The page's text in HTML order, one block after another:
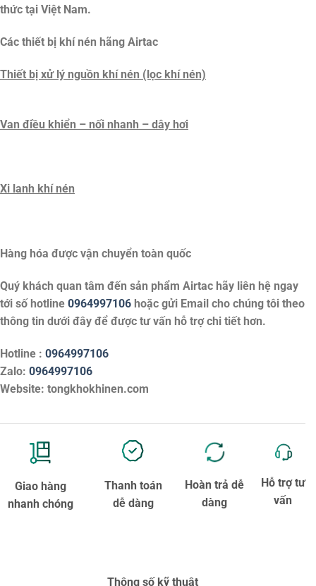
thức tại Việt Nam.
Các thiết bị khí nén hãng Airtac
Thiết bị xử lý nguồn khí nén (lọc khí nén)
Van điều khiển – nối nhanh – dây hơi
Xi lanh khí nén
Hàng hóa được vận chuyển toàn quốc
Quý khách quan tâm đến sản phẩm Airtac hãy liên hệ ngay
tới số hotline 0964997106 hoặc gửi Email cho chúng tôi theo
thông tin dưới đây để được tư vấn hỗ trợ chi tiết hơn.
Hotline : 0964997106
Zalo: 0964997106
Website: tongkhokhinen.com
Giao hàng
nhanh chóng
Thanh toán
dễ dàng
Hoàn trả dễ
dàng
Hỗ trợ tư
vấn
Thông số kỹ thuật